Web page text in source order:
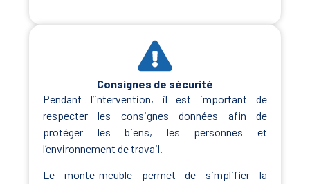
Consignes de sécurité​
Pendant l’intervention, il est important de
respecter les consignes données afin de
protéger les biens, les personnes et
l’environnement de travail.
Le monte-meuble permet de simplifier la